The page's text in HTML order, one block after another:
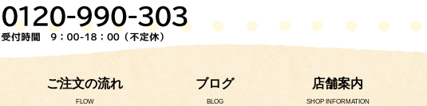
ご注文の流れ
FLOW
ブログ
BLOG
店舗案内
SHOP INFORMATION